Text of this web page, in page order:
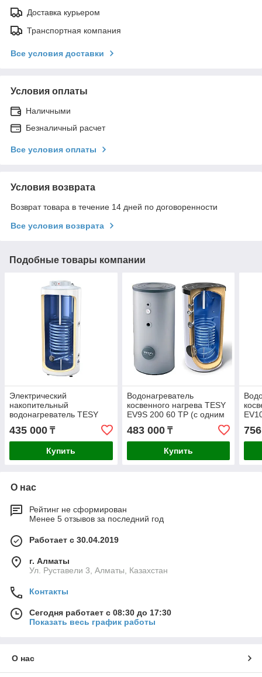
Доставка курьером
Транспортная компания
Все условия доставки
Условия оплаты
Наличными
Безналичный расчет
Все условия оплаты
Условия возврата
Возврат товара в течение 14 дней по договоренности
Все условия возврата
Подобные товары компании
Электрический
накопительный
водонагреватель TESY
GCVF11S 20056D D06 R
(с одним
теплообменником) 200л
435 000 ₸
Купить
Водонагреватель
косвенного нагрева TESY
EV9S 200 60 TP (с одним
теплообменником) 200л
483 000₸
Купить
О нас
Рейтинг не сформирован
Менее 5 отзывов за последний год
Работает с 30.04.2019
г. Алматы
Ул. Руставели 3, Алматы, Казахстан
Контакты
Сегодня работает с 08:30 до 17:30
Показать весь график работы
О нас